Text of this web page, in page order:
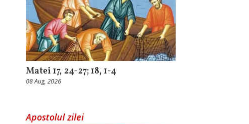
Matei 17, 24-27; 18, 1-4
08 Aug, 2026
Apostolul zilei